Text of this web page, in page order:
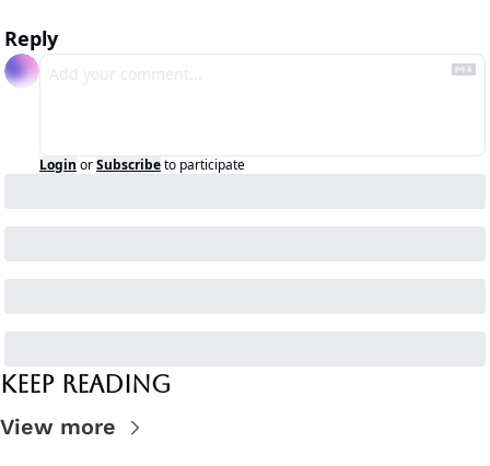
Reply
Login orSubscribeto participate
Keep Reading
View more